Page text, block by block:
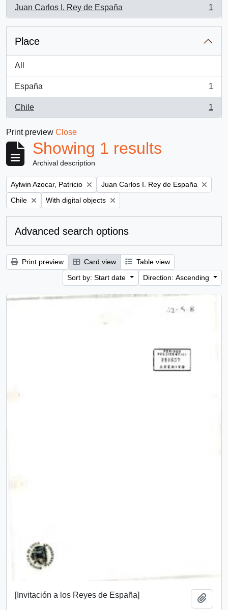
Juan Carlos I. Rey de España
, 1 results
1
Place
All
España
, 1 results
1
Chile
, 1 results
1
Print preview Close
Showing 1 results
Archival description
Remove filter:
Aylwin Azocar, Patricio Remove filter:
Juan Carlos I. Rey de España
Remove filter:
Chile Remove filter:
With digital objects
Advanced search options
Print preview Card view
Table view
Sort by: Start date
Direction: Ascending
[Invitación a los Reyes de España]